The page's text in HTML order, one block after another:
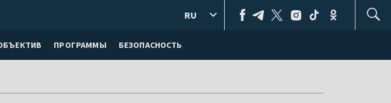
ПРОГРАММЫ БЕЗОПАСНОСТЬ
RU